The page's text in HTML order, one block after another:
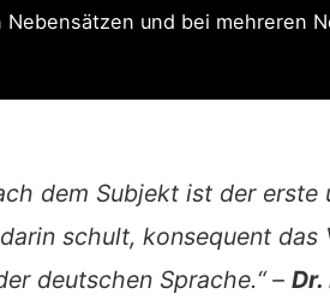
Nebensätzen und bei mehreren
dem Subjekt ist der
schult, konsequent
deutschen Sprache.“ – Dr.